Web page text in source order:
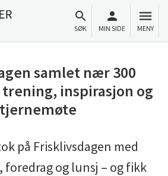
SØK MIN SIDE MENY
samlet nær 300
inspirasjon og
på Frisklivsdagen med
og lunsj – og fikk